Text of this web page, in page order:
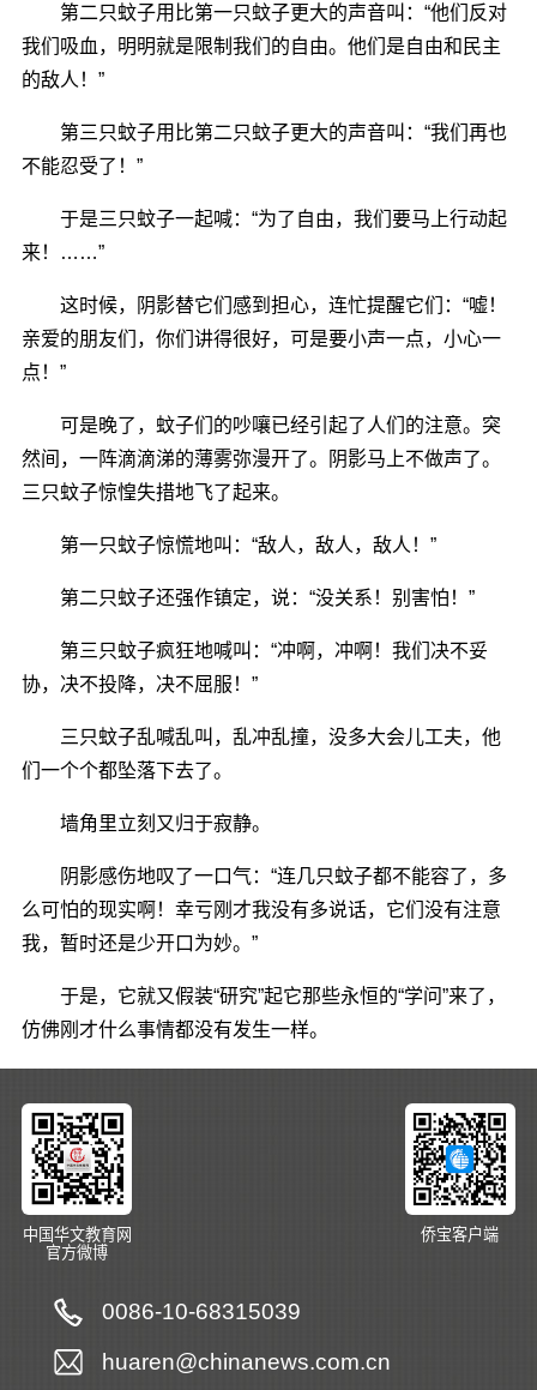
第二只蚊子用比第一只蚊子更大的声音叫：“他们反对
我们吸血，明明就是限制我们的自由。他们是自由和民主
的敌人！”
第三只蚊子用比第二只蚊子更大的声音叫：“我们再也
不能忍受了！”
于是三只蚊子一起喊：“为了自由，我们要马上行动起
来！……”
这时候，阴影替它们感到担心，连忙提醒它们：“嘘！
亲爱的朋友们，你们讲得很好，可是要小声一点，小心一
点！”
可是晚了，蚊子们的吵嚷已经引起了人们的注意。突
然间，一阵滴滴涕的薄雾弥漫开了。阴影马上不做声了。
三只蚊子惊惶失措地飞了起来。
第一只蚊子惊慌地叫：“敌人，敌人，敌人！”
第二只蚊子还强作镇定，说：“没关系！别害怕！”
第三只蚊子疯狂地喊叫：“冲啊，冲啊！我们决不妥
协，决不投降，决不屈服！”
三只蚊子乱喊乱叫，乱冲乱撞，没多大会儿工夫，他
们一个个都坠落下去了。
墙角里立刻又归于寂静。
阴影感伤地叹了一口气：“连几只蚊子都不能容了，多
么可怕的现实啊！幸亏刚才我没有多说话，它们没有注意
我，暂时还是少开口为妙。”
于是，它就又假装“研究”起它那些永恒的“学问”来了，
仿佛刚才什么事情都没有发生一样。
中国华文教育网
官方微博
侨宝客户端
0086-10-68315039
huaren@chinanews.com.cn